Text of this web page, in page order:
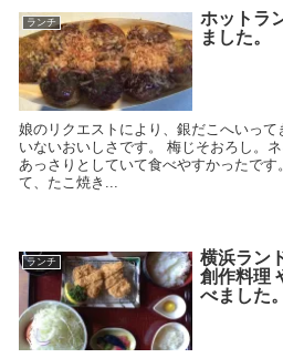
ランチ
ホットラ
ました。
娘のリクエストにより、銀だこへいっ
いないおいしさです。 梅じそおろし。
あっさりとしていて食べやすかったで
て、たこ焼き...
ランチ
横浜ラン
創作料理
べました。